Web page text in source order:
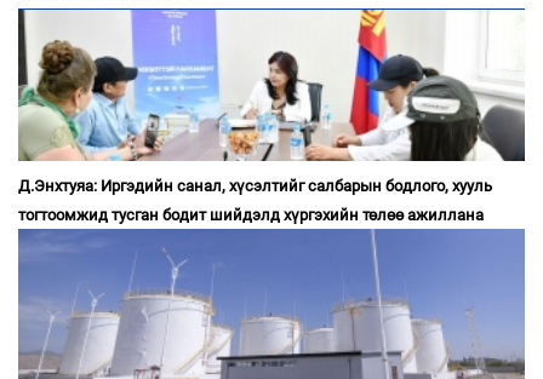
Д.Энхтуяа: Иргэдийн санал, хүсэлтийг салбарын бодлого, хууль
тогтоомжид тусган бодит шийдэлд хүргэхийн төлөө ажиллана